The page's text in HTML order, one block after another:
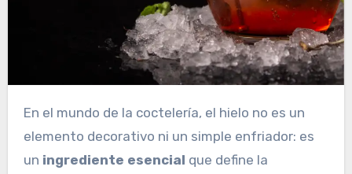
En el mundo de la coctelería, el hielo no es un
elemento decorativo ni un simple enfriador: es
un ingrediente esencial que define la